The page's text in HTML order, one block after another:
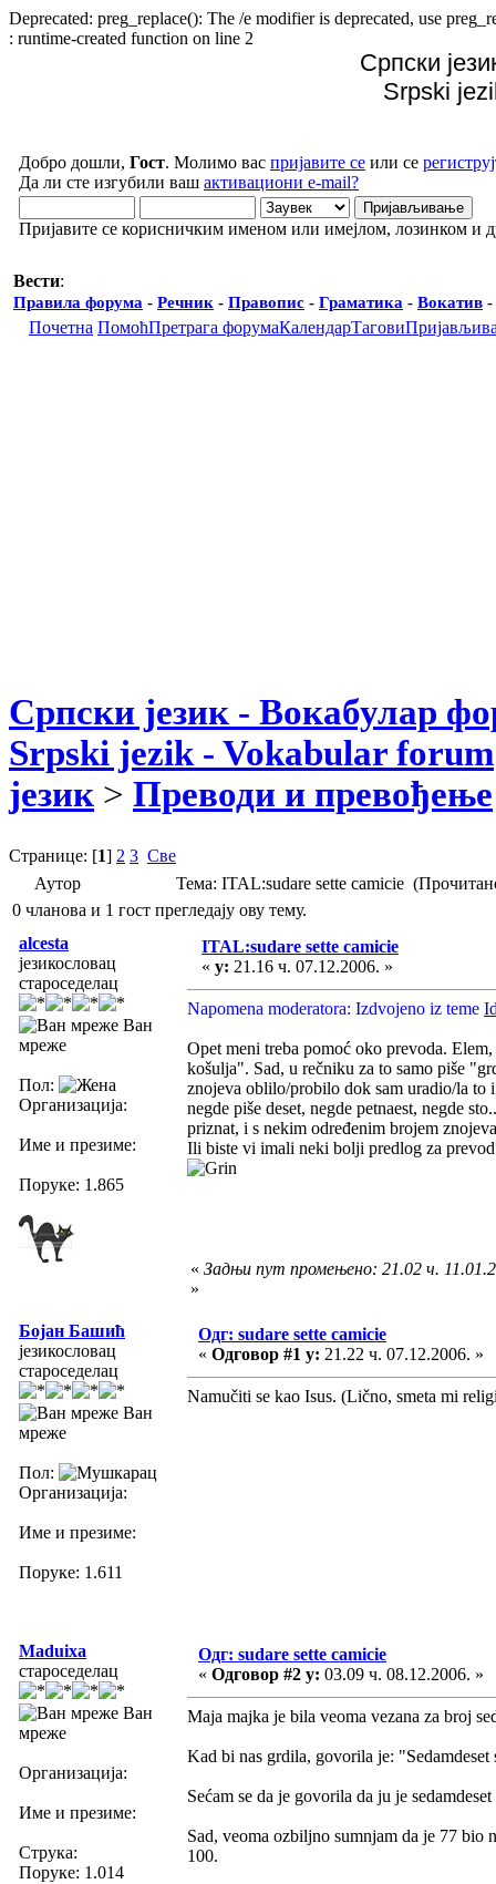
Deprecated: preg_replace(): The /e modifier is deprecated, use
: runtime-created function on line 2
Српски
Srpski
Добро дошли, Гост. Молимо вас пријавите се или се
Да ли сте изгубили ваш активациони e-mail?
Пријавите се корисничким именом или имејлом, лозинком и
Вести:
Правила форума - Речник - Правопис - Граматика - Вокатив -
Почетна ПомоћПретрага форумаКалендарТагови
Српски језик - Вокабулар
Srpski jezik - Vokabular forum
језик > Преводи и превођење
Странице: [1] 2 3 Све
Аутор
Тема: ITAL:sudare sette camicie
0 чланова и 1 гост прегледају ову тему.
alcesta
језикословац
староседелац
Ван
мреже
Пол:
Организација:
Име и презиме:
Поруке: 1.865
ITAL:sudare sette camicie
« у: 21.16 ч. 07.12.2006. »
Napomena moderatora: Izdvojeno iz teme
Opet meni treba pomoć oko prevoda.
košulja". Sad, u rečniku za to samo piše
znojeva oblilo/probilo dok sam uradio/la to
negde piše deset, negde petnaest, negde
priznat, i s nekim određenim brojem
Ili biste vi imali neki bolji predlog za
« Задњи пут промењено: 21.02 ч.
»
Бојан Башић
језикословац
староседелац
Ван
мреже
Пол:
Организација:
Име и презиме:
Поруке: 1.611
Одг: sudare sette camicie
« Одговор #1 у: 21.22 ч. 07.12.2006. »
Namučiti se kao Isus. (Lično, smeta mi
Maduixa
староседелац
Ван
мреже
Организација:
Име и презиме:
Струка:
Поруке: 1.014
Одг: sudare sette camicie
« Одговор #2 у: 03.09 ч. 08.12.2006. »
Maja majka je bila veoma vezana za broj
Kad bi nas grdila, govorila je: "Sedamdeset
Sećam se da je govorila da ju je
Sad, veoma ozbiljno sumnjam da je 77 bio
100.